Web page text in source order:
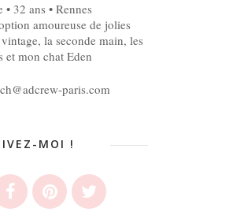
• 32 ans • Rennes
amoureuse de jolies
la seconde main, les
et mon chat Eden
paris.com
MOI !